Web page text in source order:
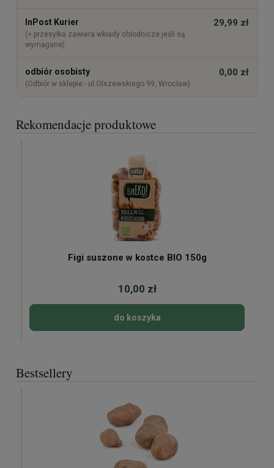
InPost Kurier
(> przesyłka zawiera wkłady chłodnicze jeśli są
wymagane)
29,99 zł
odbiór osobisty
(Odbiór w sklepie - ul.Olszewskiego 99, Wrocław)
0,00 zł
Rekomendacje produktowe
Figi suszone w kostce BIO 150g
10,00 zł
do koszyka
Bestsellery